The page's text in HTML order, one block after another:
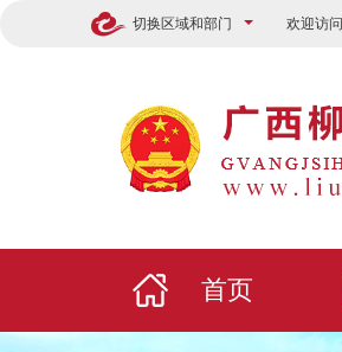
切换区域和部门 欢迎访
首页